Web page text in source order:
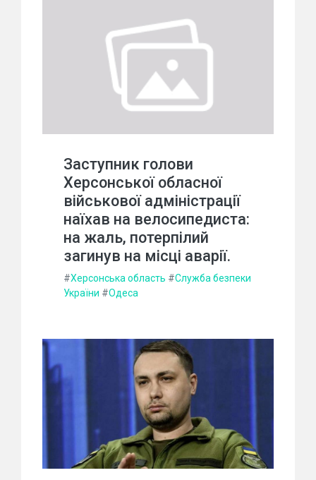
Заступник голови
Херсонської обласної
військової адміністрації
наїхав на велосипедиста:
на жаль, потерпілий
загинув на місці аварії.
#Херсонська область #Служба безпеки
України #Одеса